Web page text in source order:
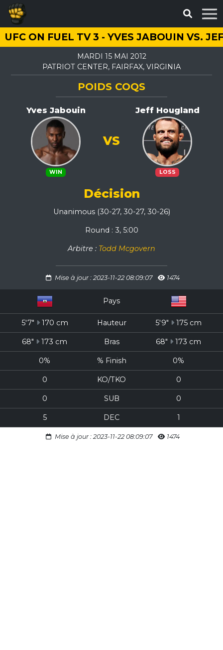
UFC ON FUEL TV 3 - YVES JABOUIN VS.
MARDI 15 MAI 2012
PATRIOT CENTER, FAIRFAX, VIRGINIA
POIDS COQS
Yves Jabouin
WIN
Jeff Hougland
LOSS
VS
Décision
Unanimous (30-27, 30-27, 30-26)
Round : 3, 5:00
Arbitre : Todd Mcgovern
Mise à jour : 2023-11-22 08:09:07 1474
Pays
5'7" 170 cm Hauteur 5'9" 175 cm
68" 173 cm Bras 68" 173 cm
0% % Finish 0%
0 KO/TKO 0
0 SUB 0
5 DEC 1
Mise à jour : 2023-11-22 08:09:07 1474